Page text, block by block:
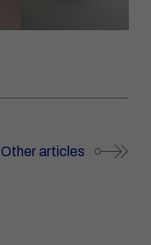
Other articles